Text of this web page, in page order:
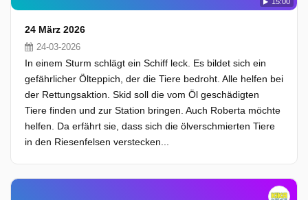
24 März 2026
24-03-2026
In einem Sturm schlägt ein Schiff leck. Es bildet sich ein
gefährlicher Ölteppich, der die Tiere bedroht. Alle helfen bei
der Rettungsaktion. Skid soll die vom Öl geschädigten
Tiere finden und zur Station bringen. Auch Roberta möchte
helfen. Da erfährt sie, dass sich die ölverschmierten Tiere
in den Riesenfelsen verstecken...